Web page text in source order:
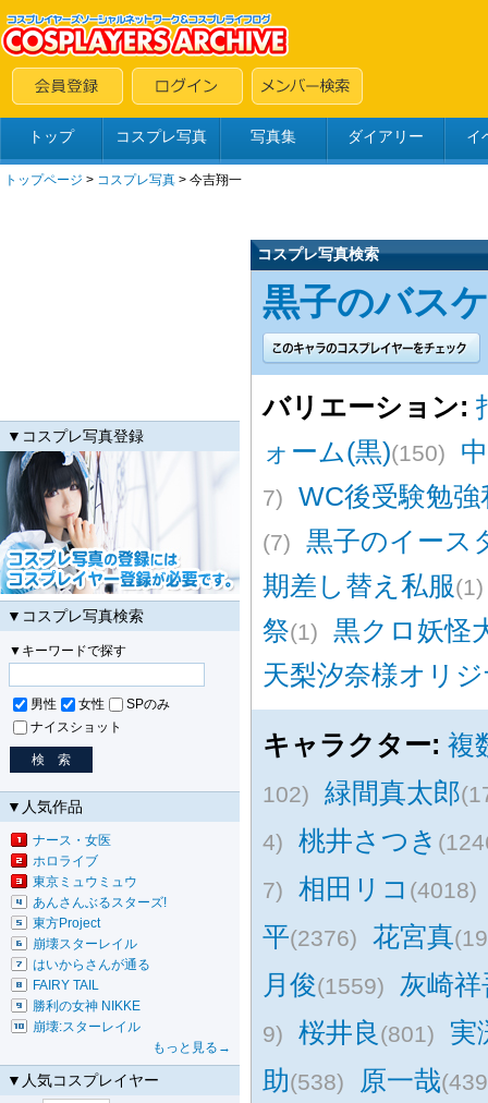
トップ コスプレ写真 写真集 ダイアリー イ
トップページ > コスプレ写真 > 今吉翔一
▼コスプレ写真登録
▼コスプレ写真検索
▼キーワードで探す
男性 女性
SPのみ
ナイスショット
▼人気作品
ナース・女医
ホロライブ
東京ミュウミュウ
あんさんぶるスターズ!
東方Project
崩壊スターレイル
はいからさんが通る
FAIRY TAIL
勝利の女神 NIKKE
崩壊:スターレイル
もっと見る→
▼人気コスプレイヤー
コスプレ写真検索
黒子のバス
バリエーション:
ォーム(黒)(150)
7) WC後受験勉強
(7)
黒子のイース
期差し替え私服(1)
祭(1)
黒クロ妖怪
天梨汐奈様オリ
キャラクター: 複
102) 緑間真太郎
4)
桃井さつき
7)
相田リコ (4018)
平(2376) 花宮真
月俊(1559) 灰崎祥
9) 桜井良 (801)
実
助(538) 原一哉